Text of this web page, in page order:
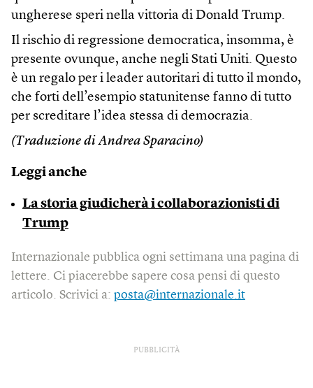
ungherese speri nella vittoria di Donald Trump.
Il rischio di regressione democratica, insomma, è
presente ovunque, anche negli Stati Uniti. Questo
è un regalo per i leader autoritari di tutto il mondo,
che forti dell’esempio statunitense fanno di tutto
per screditare l’idea stessa di democrazia.
(Traduzione di Andrea Sparacino)
Leggi anche
La storia giudicherà i collaborazionisti di
Trump
Internazionale pubblica ogni settimana una pagina di
lettere. Ci piacerebbe sapere cosa pensi di questo
articolo. Scrivici a: posta@internazionale.it
PUBBLICITÀ